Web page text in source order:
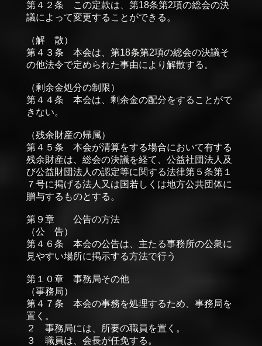
第４２条 この定款は、第18条第2項の総会の決
議によって変更することができる。
（解 散）
第４３条 本会は、第18条第2項の総会の決議そ
の他法令で定められた事由により解散する。
（剰余金処分の制限）
第４４条 本会は、剰余金の配分をすることがで
きない。
（残余財産の帰属）
第４５条 本会が清算をする場合において有する
残余財産は、総会の決議を経て、公益社団法人及
び公益財団法人の認定等に関する法律第５条第１
７号に掲げる法人又は国若しくは地方公共団体に
贈与するものとする。
第９章 公告の方法
（公 告）
第４６条 本会の公告は、主たる事務所の公衆に
見やすい場所に掲示する方法で行う
第１０章 事務局その他
（事務局）
第４７条 本会の事務を処理するため、事務局を
置く。
２ 事務局には、所要の職員を置く。
３ 職員は、会長が任免する。